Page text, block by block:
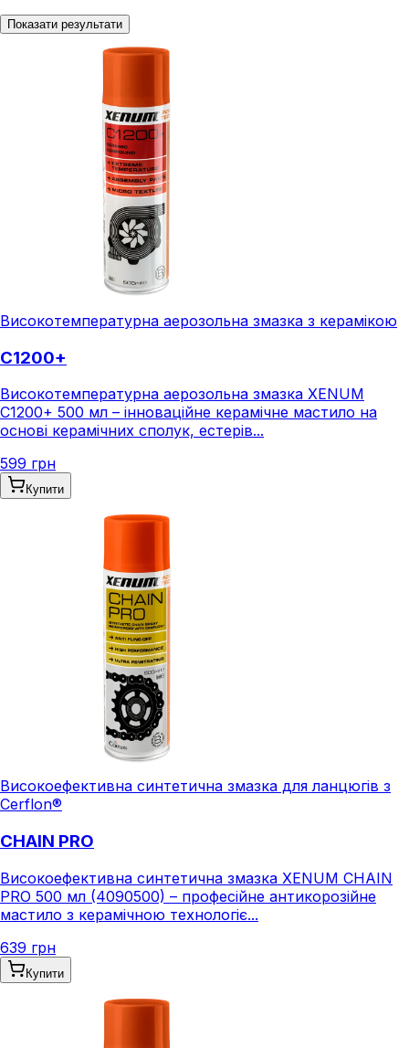
Показати результати
Високотемпературна аерозольна змазка з керамікою
C1200+
Високотемпературна аерозольна змазка XENUM
C1200+ 500 мл – інноваційне керамічне мастило на
основі керамічних сполук, естерів...
599 грн
Купити
Високоефективна синтетична змазка для ланцюгів з
Cerflon®
CHAIN PRO
Високоефективна синтетична змазка XENUM CHAIN
PRO 500 мл (4090500) – професійне антикорозійне
мастило з керамічною технологіє...
639 грн
Купити